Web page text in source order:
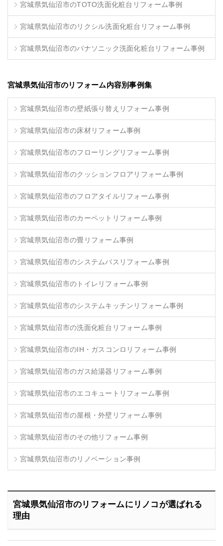
宮城県気仙沼市のTOTO洗面化粧台リフォーム事例
宮城県気仙沼市のリクシル洗面化粧台リフォーム事例
宮城県気仙沼市のパナソニック洗面化粧台リフォーム事例
宮城県気仙沼市のリフォーム内容別事例集
宮城県気仙沼市の壁紙張り替えリフォーム事例
宮城県気仙沼市の床材リフォーム事例
宮城県気仙沼市のフローリングリフォーム事例
宮城県気仙沼市のクッションフロアリフォーム事例
宮城県気仙沼市のフロアタイルリフォーム事例
宮城県気仙沼市のカーペットリフォーム事例
宮城県気仙沼市の畳リフォーム事例
宮城県気仙沼市のシステムバスリフォーム事例
宮城県気仙沼市のトイレリフォーム事例
宮城県気仙沼市のシステムキッチンリフォーム事例
宮城県気仙沼市の洗面化粧台リフォーム事例
宮城県気仙沼市のIH・ガスコンロリフォーム事例
宮城県気仙沼市のガス給湯器リフォーム事例
宮城県気仙沼市のエコキュートリフォーム事例
宮城県気仙沼市の屋根・外壁リフォーム事例
宮城県気仙沼市のその他リフォーム事例
宮城県気仙沼市のリノベーション事例
宮城県気仙沼市のリフォームにリノコが選ばれる
理由